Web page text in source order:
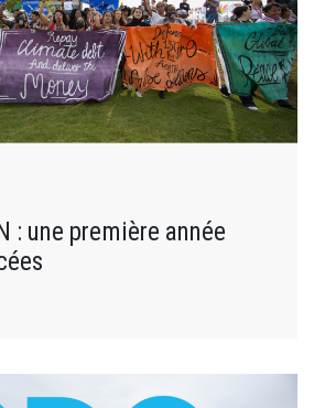
: une première année